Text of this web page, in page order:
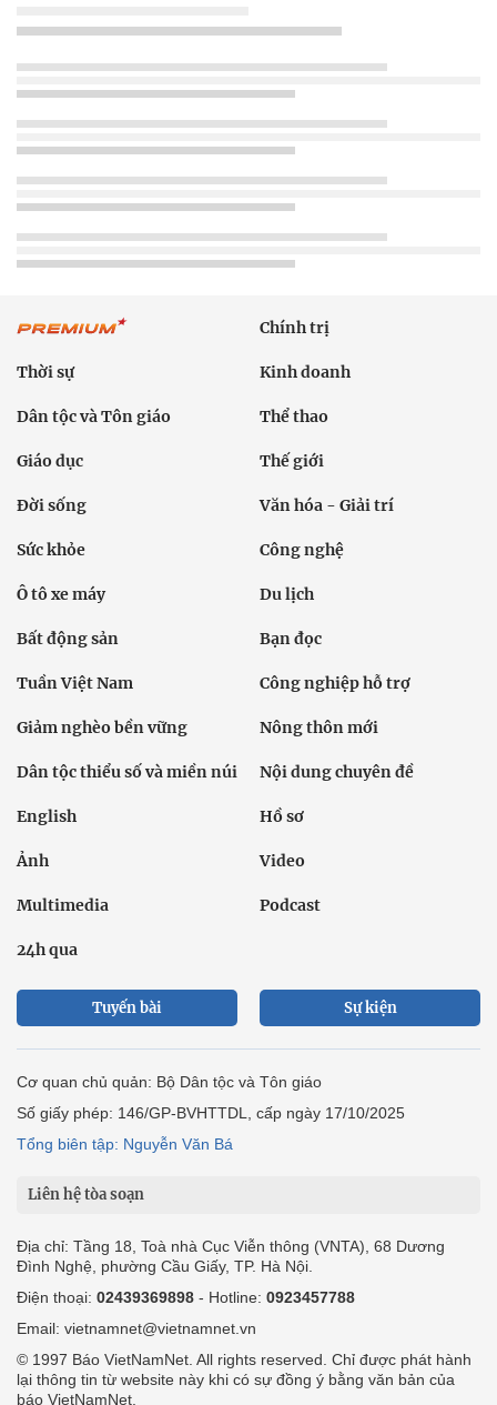
Chính trị
Thời sự Kinh doanh
Dân tộc và Tôn giáo Thể thao
Giáo dục Thế giới
Đời sống Văn hóa - Giải trí
Sức khỏe Công nghệ
Ô tô xe máy Du lịch
Bất động sản Bạn đọc
Tuần Việt Nam Công nghiệp hỗ trợ
Giảm nghèo bền vững Nông thôn mới
Dân tộc thiểu số và miền núi Nội dung chuyên đề
English Hồ sơ
Ảnh Video
Multimedia Podcast
24h qua
Tuyến bài Sự kiện
Cơ quan chủ quản: Bộ Dân tộc và Tôn giáo
Số giấy phép: 146/GP-BVHTTDL, cấp ngày 17/10/2025
Tổng biên tập: Nguyễn Văn Bá
Liên hệ tòa soạn
Địa chỉ: Tầng 18, Toà nhà Cục Viễn thông (VNTA), 68 Dương
Đình Nghệ, phường Cầu Giấy, TP. Hà Nội.
Điện thoại: 02439369898 - Hotline: 0923457788
Email: vietnamnet@vietnamnet.vn
© 1997 Báo VietNamNet. All rights reserved. Chỉ được phát hành
lại thông tin từ website này khi có sự đồng ý bằng văn bản của
báo VietNamNet.